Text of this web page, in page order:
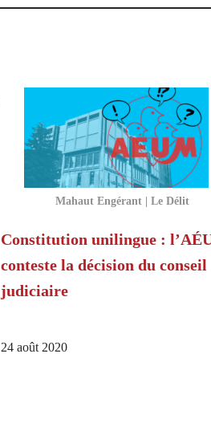
Mahaut Engérant | Le Délit
Constitution unilingue :
conteste la décision du conseil
judiciaire
24 août 2020